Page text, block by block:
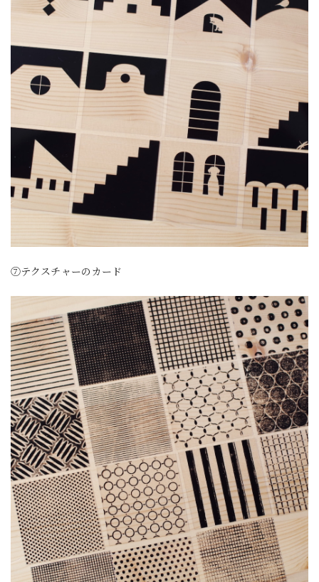
⑦テクスチャーのカード